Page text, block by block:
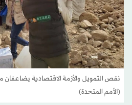
نقص التمويل والأزمة الاقتصادية يضاعفان
(الأمم المتحدة)